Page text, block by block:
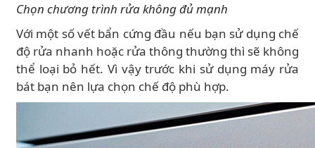
Chọn chương trình rửa không đủ mạnh
Với một số vết bẩn cứng đầu nếu bạn sử dụng chế
độ rửa nhanh hoặc rửa thông thường thì sẽ không
thể loại bỏ hết. Vì vậy trước khi sử dụng máy rửa
bát bạn nên lựa chọn chế độ phù hợp.